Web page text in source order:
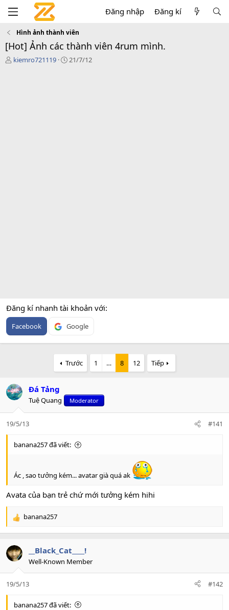
Đăng nhập Đăng kí
Hình ảnh thành viên
[Hot] Ảnh các thành viên 4rum mình.
T
kiemro721119
N
21/7/12
Đăng kí nhanh tài khoản với
Facebook Google
Trước 1 … 8 12 Tiếp
Đá Tảng
Tuệ Quang Moderator
19/5/13 #141
banana257 đã viết:
Ác , sao tưởng kém... avatar già quá ak
Avata của bạn trẻ chứ mới tưởng kém hihi
R
c
t
o
n
banana257
__Black_Cat____!
Well-Known Member
19/5/13 #142
banana257 đã viết: